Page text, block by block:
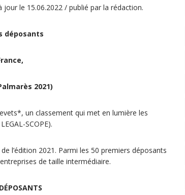
jour le 15.06.2022 / publié par la rédaction.
déposants
2021)
un classement qui met en lumière les
SCOPE).
l’édition 2021. Parmi les 50 premiers déposants
de taille intermédiaire.